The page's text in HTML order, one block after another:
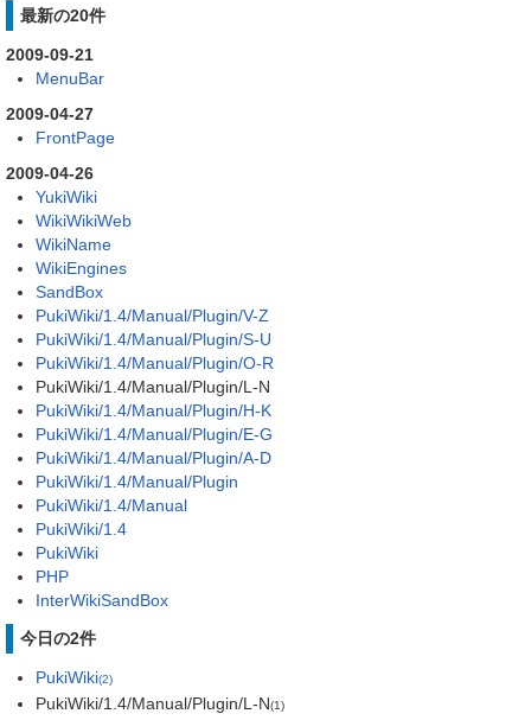
最新の20件
2009-09-21
MenuBar
2009-04-27
FrontPage
2009-04-26
YukiWiki
WikiWikiWeb
WikiName
WikiEngines
SandBox
PukiWiki/1.4/Manual/Plugin/V-Z
PukiWiki/1.4/Manual/Plugin/S-U
PukiWiki/1.4/Manual/Plugin/O-R
PukiWiki/1.4/Manual/Plugin/L-N
PukiWiki/1.4/Manual/Plugin/H-K
PukiWiki/1.4/Manual/Plugin/E-G
PukiWiki/1.4/Manual/Plugin/A-D
PukiWiki/1.4/Manual/Plugin
PukiWiki/1.4/Manual
PukiWiki/1.4
PukiWiki
PHP
InterWikiSandBox
今日の2件
PukiWiki(2)
PukiWiki/1.4/Manual/Plugin/L-N(1)